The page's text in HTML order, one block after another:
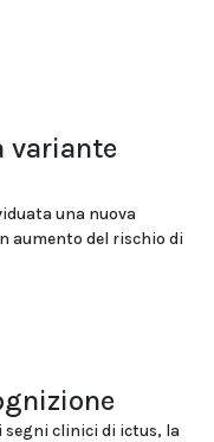
variante
una nuova
aumento del rischio di
clinici di ictus, la